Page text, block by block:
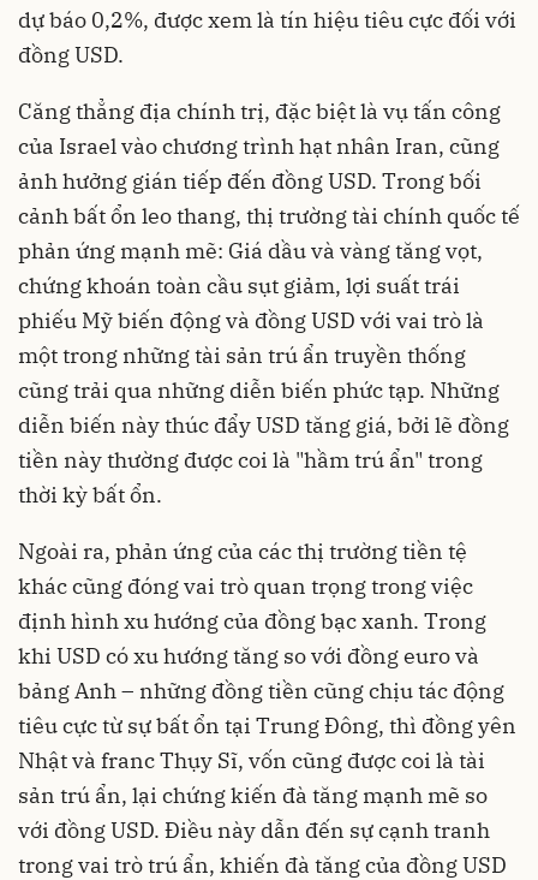
dự báo 0,2%, được xem là tín hiệu tiêu cực đối với
đồng USD.
Căng thẳng địa chính trị, đặc biệt là vụ tấn công
của Israel vào chương trình hạt nhân Iran, cũng
ảnh hưởng gián tiếp đến đồng USD. Trong bối
cảnh bất ổn leo thang, thị trường tài chính quốc tế
phản ứng mạnh mẽ: Giá dầu và vàng tăng vọt,
chứng khoán toàn cầu sụt giảm, lợi suất trái
phiếu Mỹ biến động và đồng USD với vai trò là
một trong những tài sản trú ẩn truyền thống
cũng trải qua những diễn biến phức tạp. Những
diễn biến này thúc đẩy USD tăng giá, bởi lẽ đồng
tiền này thường được coi là "hầm trú ẩn" trong
thời kỳ bất ổn.
Ngoài ra, phản ứng của các thị trường tiền tệ
khác cũng đóng vai trò quan trọng trong việc
định hình xu hướng của đồng bạc xanh. Trong
khi USD có xu hướng tăng so với đồng euro và
bảng Anh – những đồng tiền cũng chịu tác động
tiêu cực từ sự bất ổn tại Trung Đông, thì đồng yên
Nhật và franc Thụy Sĩ, vốn cũng được coi là tài
sản trú ẩn, lại chứng kiến đà tăng mạnh mẽ so
với đồng USD. Điều này dẫn đến sự cạnh tranh
trong vai trò trú ẩn, khiến đà tăng của đồng USD